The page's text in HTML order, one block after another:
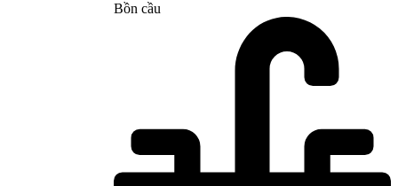
Bồn cầu